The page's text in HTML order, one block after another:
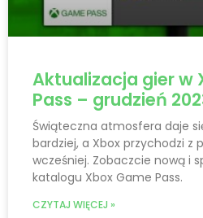
Aktualizacja gier w
Pass – grudzień
Świąteczna atmosfera daje
bardziej, a Xbox przychodzi z
wcześniej. Zobaczcie nową i
katalogu Xbox Game Pass.
CZYTAJ WIĘCEJ »